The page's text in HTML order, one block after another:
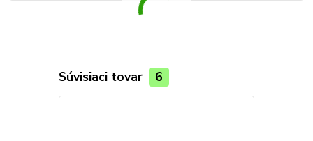
Súvisiaci tovar 6